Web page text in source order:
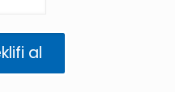
al